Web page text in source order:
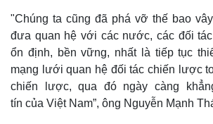
"Chúng ta cũng đã phá vỡ thế bao
đưa quan hệ với các nước, các đối
ổn định, bền vững, nhất là tiếp tục
mạng lưới quan hệ đối tác chiến lược
chiến lược, qua đó ngày càng
tín của Việt Nam”, ông Nguyễn Mạnh